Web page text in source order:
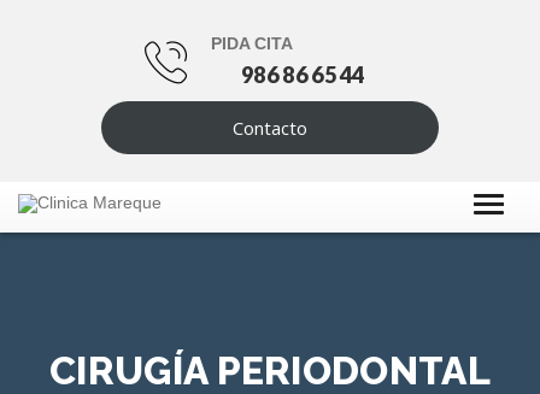
PIDA CITA
986 86 65 44
Contacto
CIRUGÍA PERIODONTAL